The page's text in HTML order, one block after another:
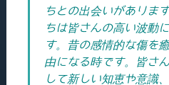
ちとの出会いがありま
ちは皆さんの高い波動
す。昔の感情的な傷を
由になる時です。皆さ
して新しい知恵や意識